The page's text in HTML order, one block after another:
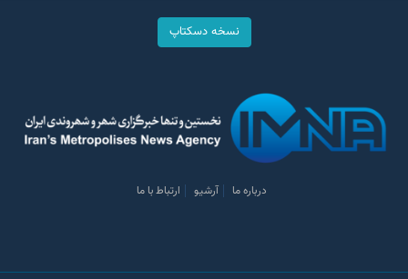
نسخه دسکتاپ
درباره ما آرشیو ارتباط با ما